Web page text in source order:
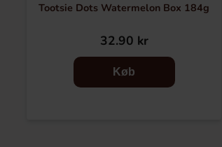
Tootsie Dots Watermelon Box 184g
32.90 kr
Køb